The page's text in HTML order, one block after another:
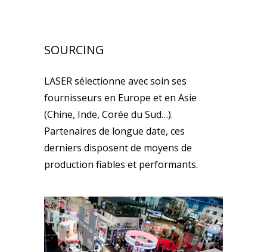
SOURCING
LASER sélectionne avec soin ses
fournisseurs en Europe et en Asie
(Chine, Inde, Corée du Sud…).
Partenaires de longue date, ces
derniers disposent de moyens de
production fiables et performants.